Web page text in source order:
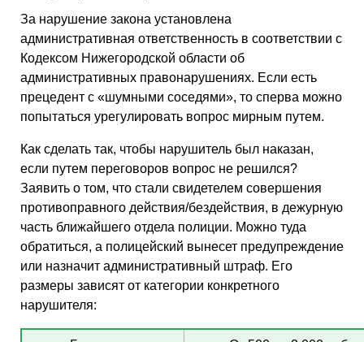
За нарушение закона установлена
административная ответственность в соответствии с
Кодексом Нижегородской области об
административных правонарушениях. Если есть
прецедент с «шумными соседями», то сперва можно
попытаться урегулировать вопрос мирным путем.
Как сделать так, чтобы нарушитель был наказан,
если путем переговоров вопрос не решился?
Заявить о том, что стали свидетелем совершения
противоправного действия/бездействия, в дежурную
часть ближайшего отдела полиции. Можно туда
обратиться, а полицейский вынесет предупреждение
или назначит административный штраф. Его
размеры зависят от категории конкретного
нарушителя: